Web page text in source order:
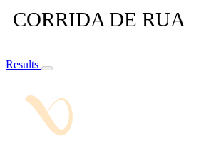
CORRIDA DE RUA
Results